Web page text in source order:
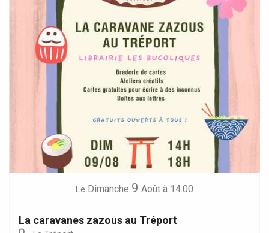
Le Dimanche 9 Août à 14:00
La caravanes zazous au Tréport